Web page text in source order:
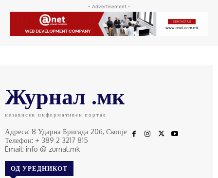
- Advertisement -
Журнал .мк
независен информативен портал
Адреса: 8 Ударна Бригада 20б, Скопје
Телефон: + 389 2 3217 815
Email: info @ zurnal.mk
ОД УРЕДНИКОТ